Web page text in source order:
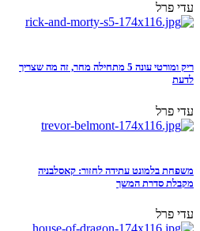
עדי פרל
ריק ומורטי עונה 5 מתחילה מחר, זה מה שצריך
לדעת
עדי פרל
משפחת בלמונט עתידה לחזור: קאסלבניה
מקבלת סדרת המשך
עדי פרל